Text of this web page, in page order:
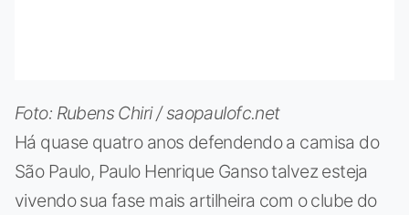
Foto: Rubens Chiri / saopaulofc.net
Há quase quatro anos defendendo a camisa do
São Paulo, Paulo Henrique Ganso talvez esteja
vivendo sua fase mais artilheira com o clube do